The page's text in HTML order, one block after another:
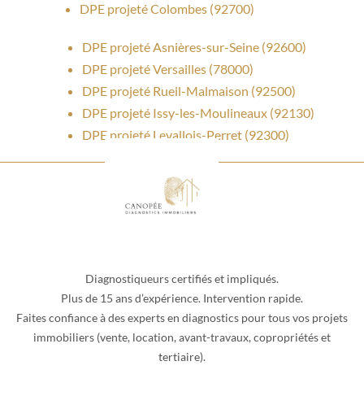
DPE projeté Colombes (92700)
DPE projeté Asnières-sur-Seine (92600)
DPE projeté Versailles (78000)
DPE projeté Rueil-Malmaison (92500)
DPE projeté Issy-les-Moulineaux (92130)
DPE projeté Levallois-Perret (92300)
Diagnostiqueurs certifiés et impliqués.
Plus de 15 ans d’expérience. Intervention rapide.
Faites confiance à des experts en diagnostics pour tous vos projets
immobiliers (vente, location, avant-travaux, copropriétés et
tertiaire).